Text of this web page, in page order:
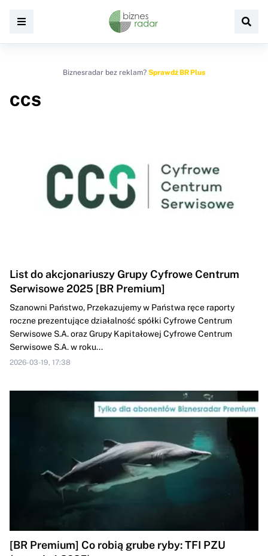
Biznesradar bez reklam? Sprawdź BR Plus
CCS
List do akcjonariuszy Grupy Cyfrowe Centrum
Serwisowe 2025 [BR Premium]
Szanowni Państwo, Przekazujemy w Państwa ręce raporty
roczne prezentujące działalność spółki Cyfrowe Centrum
Serwisowe S.A. oraz Grupy Kapitałowej Cyfrowe Centrum
Serwisowe S.A. w roku...
2026-03-19, 17:38
[BR Premium] Co robią grube ryby: TFI PZU